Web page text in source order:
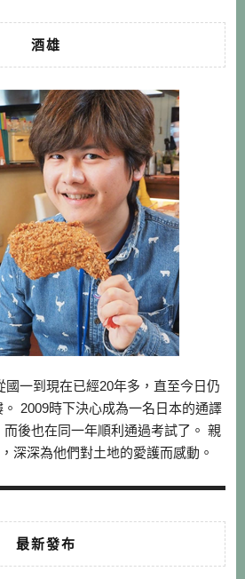
酒雄
國一到現在已經20年多，直至今日仍
2009時下決心成為一名日本的通譯
後也在同一年順利通過考試了。 親
深深為他們對土地的愛護而感動。
最新發布